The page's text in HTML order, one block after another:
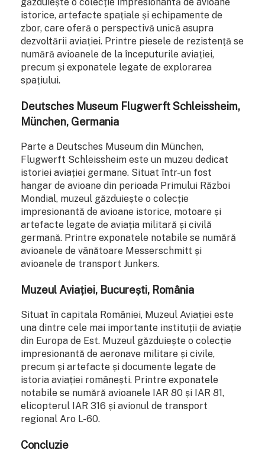
istorice, artefacte spațiale și echipamente de
zbor, care oferă o perspectivă unică asupra
dezvoltării aviației. Printre piesele de rezistență se
numără avioanele de la începuturile aviației,
precum și exponatele legate de explorarea
spațiului.
Deutsches Museum Flugwerft Schleissheim,
München, Germania
Parte a Deutsches Museum din München,
Flugwerft Schleissheim este un muzeu dedicat
istoriei aviației germane. Situat într-un fost
hangar de avioane din perioada Primului Război
Mondial, muzeul găzduiește o colecție
impresionantă de avioane istorice, motoare și
artefacte legate de aviația militară și civilă
germană. Printre exponatele notabile se numără
avioanele de vânătoare Messerschmitt și
avioanele de transport Junkers.
Muzeul Aviației, București, România
Situat în capitala României, Muzeul Aviației este
una dintre cele mai importante instituții de aviație
din Europa de Est. Muzeul găzduiește o colecție
impresionantă de aeronave militare și civile,
precum și artefacte și documente legate de
istoria aviației românești. Printre exponatele
notabile se numără avioanele IAR 80 și IAR 81,
elicopterul IAR 316 și avionul de transport
regional Aro L-60.
Concluzie